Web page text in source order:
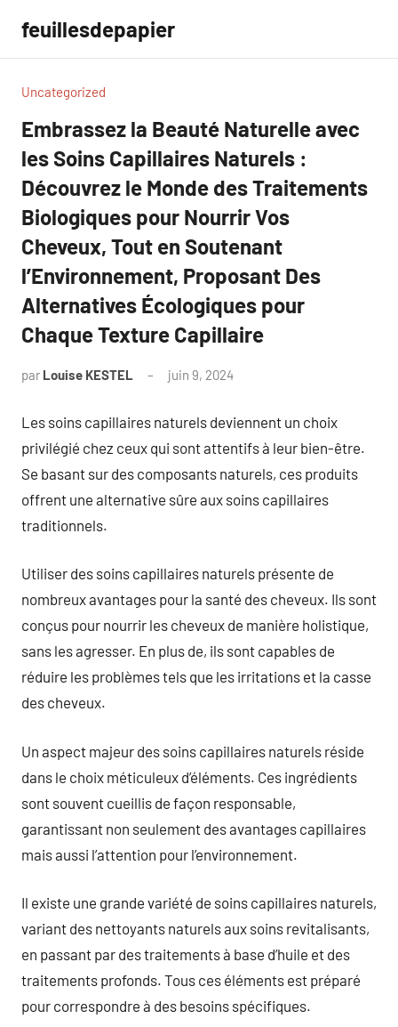
contenu
feuillesdepapier
Uncategorized
Embrassez la Beauté Naturelle avec
les Soins Capillaires Naturels :
Découvrez le Monde des Traitements
Biologiques pour Nourrir Vos
Cheveux, Tout en Soutenant
l’Environnement, Proposant Des
Alternatives Écologiques pour
Chaque Texture Capillaire
par Louise KESTEL juin 9, 2024
Les soins capillaires naturels deviennent un choix
privilégié chez ceux qui sont attentifs à leur bien-être.
Se basant sur des composants naturels, ces produits
offrent une alternative sûre aux soins capillaires
traditionnels.
Utiliser des soins capillaires naturels présente de
nombreux avantages pour la santé des cheveux. Ils sont
conçus pour nourrir les cheveux de manière holistique,
sans les agresser. En plus de, ils sont capables de
réduire les problèmes tels que les irritations et la casse
des cheveux.
Un aspect majeur des soins capillaires naturels réside
dans le choix méticuleux d’éléments. Ces ingrédients
sont souvent cueillis de façon responsable,
garantissant non seulement des avantages capillaires
mais aussi l’attention pour l’environnement.
Il existe une grande variété de soins capillaires naturels,
variant des nettoyants naturels aux soins revitalisants,
en passant par des traitements à base d’huile et des
traitements profonds. Tous ces éléments est préparé
pour correspondre à des besoins spécifiques.